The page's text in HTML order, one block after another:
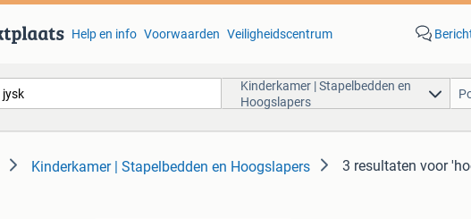
Help en info Voorwaarden Veiligheidscentrum
Kinderkamer | Stapelbedden en
Hoogslapers
Kinderkamer | Stapelbedden en Hoogslapers 3 resultaten voor